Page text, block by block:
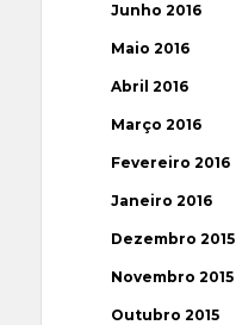
Junho 2016
Maio 2016
Abril 2016
Março 2016
Fevereiro 2016
Janeiro 2016
Dezembro 2015
Novembro 2015
Outubro 2015